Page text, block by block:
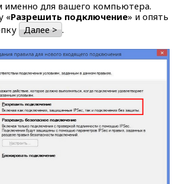
именно для вашего компьютера.
«Разрешить подключение» и опять
Далее > .